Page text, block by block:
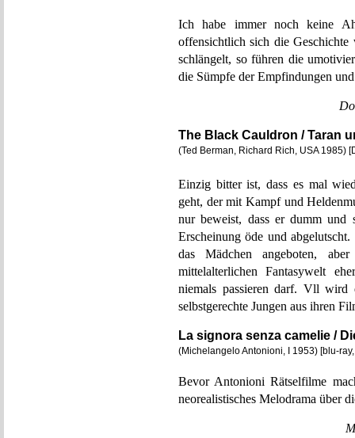
Ich habe immer noch keine
offensichtlich sich die
schlängelt, so führen die
die Sümpfe der Empfindungen
The Black Cauldron / Taran
(Ted Berman, Richard Rich, USA 1985)
Einzig bitter ist, dass es mal
geht, der mit Kampf und
nur beweist, dass er dumm und
Erscheinung öde und
das Mädchen angeboten,
mittelalterlichen Fantasywelt
niemals passieren darf. Vll wird
selbstgerechte Jungen aus ihren
La signora senza camelie /
(Michelangelo Antonioni, I 1953) [blu-
Bevor Antonioni Rätselfilme
neorealistisches Melodrama über